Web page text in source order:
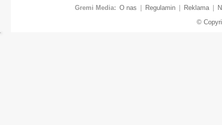
Gremi Media: O nas Regulamin Reklama
©